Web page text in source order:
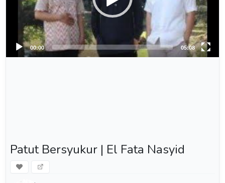
00:00 05:08
Patut Bersyukur | El Fata Nasyid